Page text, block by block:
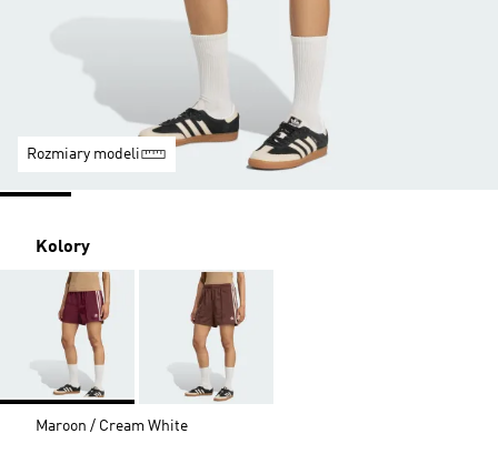
Rozmiary modeli
Kolory
Maroon / Cream White